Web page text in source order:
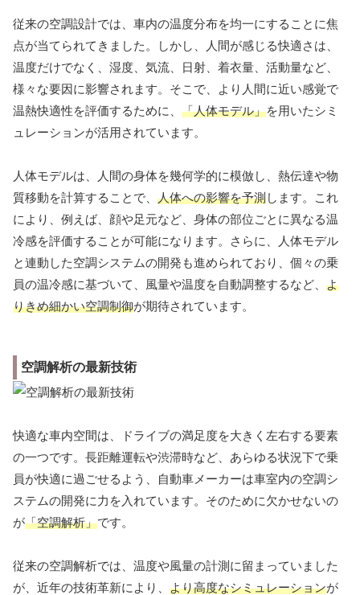
従来の空調設計では、車内の温度分布を均一にすることに焦
点が当てられてきました。しかし、人間が感じる快適さは、
温度だけでなく、湿度、気流、日射、着衣量、活動量など、
様々な要因に影響されます。そこで、より人間に近い感覚で
温熱快適性を評価するために、 「人体モデル」を用いたシミ
ュレーションが活用されています。
人体モデルは、人間の身体を幾何学的に模倣し、熱伝達や物
質移動を計算することで、 人体への影響を予測します。これ
により、例えば、顔や足元など、身体の部位ごとに異なる温
冷感を評価することが可能になります。さらに、人体モデル
と連動した空調システムの開発も進められており、個々の乗
員の温冷感に基づいて、風量や温度を自動調整するなど、 よ
りきめ細かい空調制御が期待されています。
空調解析の最新技術
快適な車内空間は、ドライブの満足度を大きく左右する要素
の一つです。長距離運転や渋滞時など、あらゆる状況下で乗
員が快適に過ごせるよう、自動車メーカーは車室内の空調シ
ステムの開発に力を入れています。そのために欠かせないの
が「空調解析」です。
従来の空調解析では、温度や風量の計測に留まっていました
が、近年の技術革新により、 より高度なシミュレーションが